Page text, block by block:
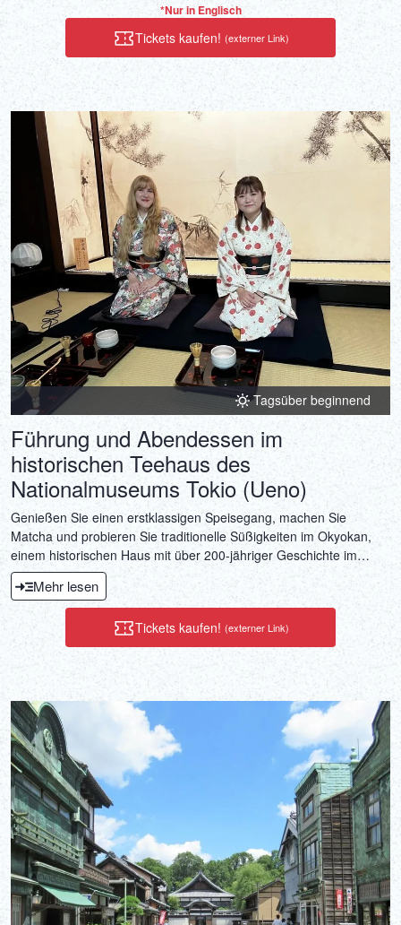
*Nur in Englisch
Tickets kaufen! (externer Link)
Tagsüber beginnend
Führung und Abendessen im
historischen Teehaus des
Nationalmuseums Tokio (Ueno)
Genießen Sie einen erstklassigen Speisegang, machen Sie
Matcha und probieren Sie traditionelle Süßigkeiten im Okyokan,
einem historischen Haus mit über 200-jähriger Geschichte im
Tokioter Nationalmuseum in Ueno.
Mehr lesen
Tickets kaufen! (externer Link)